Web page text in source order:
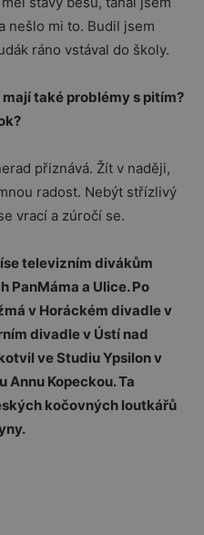
nešlo mi to. Budil jsem
ráno vstával do školy.
také problémy s pitím?
přiznává. Žít v naději,
radost. Nebýt střízlivý
vrací a zúročí se.
televizním divákům
PanMáma a Ulice. Po
v Horáckém divadle v
divadle v Ústí nad
ve Studiu Ypsilon v
Annu Kopeckou. Ta
kočovných loutkářů